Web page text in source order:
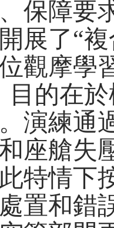
保障要
展了“
觀摩學
目的在
演練通
座艙失
特情下
置和錯